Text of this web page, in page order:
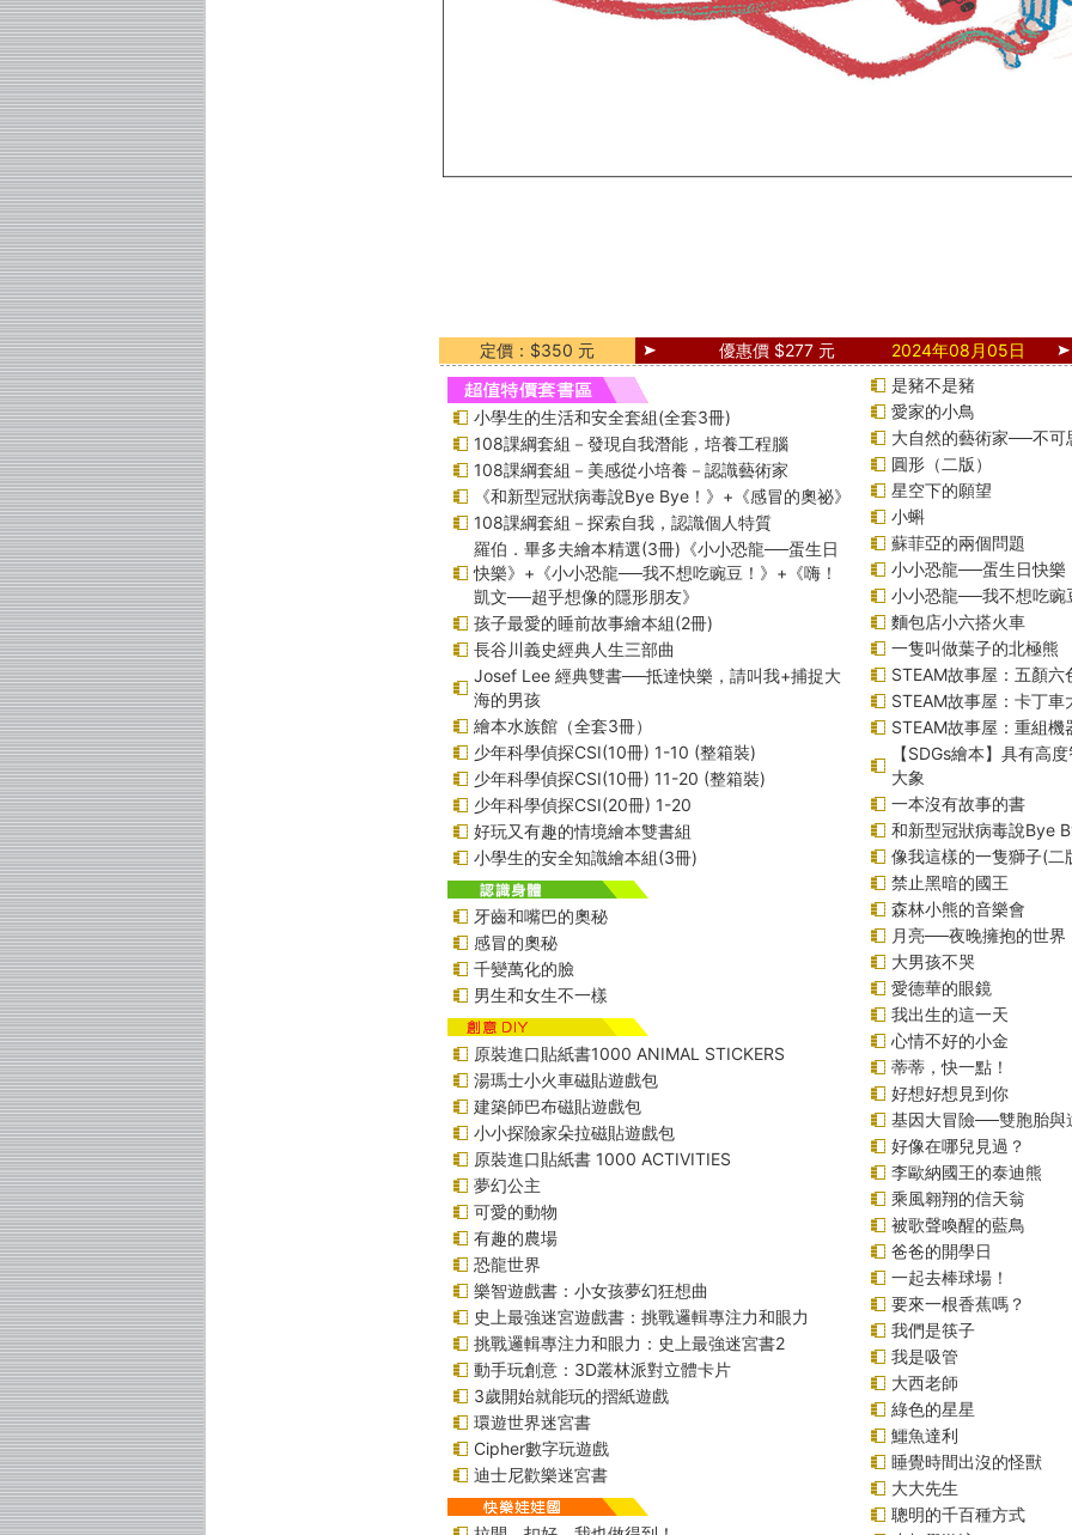
定價：$350 元 優惠價 $277 元 2024年08月05日
小學生的生活和安全套組(全套3冊)
108課綱套組－發現自我潛能，培養工程腦
108課綱套組－美感從小培養－認識藝術家
《和新型冠狀病毒說Bye Bye！》+《感冒的奧祕》
108課綱套組－探索自我，認識個人特質
羅伯．畢多夫繪本精選(3冊)《小小恐龍──蛋生日
快樂》+《小小恐龍──我不想吃豌豆！》+《嗨！
凱文──超乎想像的隱形朋友》
孩子最愛的睡前故事繪本組(2冊)
長谷川義史經典人生三部曲
Josef Lee 經典雙書──抵達快樂，請叫我+捕捉大
海的男孩
繪本水族館（全套3冊）
少年科學偵探CSI(10冊) 1-10 (整箱裝)
少年科學偵探CSI(10冊) 11-20 (整箱裝)
少年科學偵探CSI(20冊) 1-20
好玩又有趣的情境繪本雙書組
小學生的安全知識繪本組(3冊)
牙齒和嘴巴的奧秘
感冒的奧秘
千變萬化的臉
男生和女生不一樣
原裝進口貼紙書1000 ANIMAL STICKERS
湯瑪士小火車磁貼遊戲包
建築師巴布磁貼遊戲包
小小探險家朵拉磁貼遊戲包
原裝進口貼紙書 1000 ACTIVITIES
夢幻公主
可愛的動物
有趣的農場
恐龍世界
樂智遊戲書：小女孩夢幻狂想曲
史上最強迷宮遊戲書：挑戰邏輯專注力和眼力
挑戰邏輯專注力和眼力：史上最強迷宮書2
動手玩創意：3D叢林派對立體卡片
3歲開始就能玩的摺紙遊戲
環遊世界迷宮書
Cipher數字玩遊戲
迪士尼歡樂迷宮書
是豬不是豬
愛家的小鳥
大自然的藝術家──不可
圓形（二版）
星空下的願望
小蝌
蘇菲亞的兩個問題
小小恐龍──蛋生日快樂
小小恐龍──我不想吃豌
麵包店小六搭火車
一隻叫做葉子的北極熊
STEAM故事屋：五顏
STEAM故事屋：卡丁車
STEAM故事屋：重組
【SDGs繪本】具有高
大象
一本沒有故事的書
和新型冠狀病毒說Bye
像我這樣的一隻獅子(二
禁止黑暗的國王
森林小熊的音樂會
月亮──夜晚擁抱的世界
大男孩不哭
愛德華的眼鏡
我出生的這一天
心情不好的小金
蒂蒂，快一點！
好想好想見到你
基因大冒險──雙胞胎與
好像在哪兒見過？
李歐納國王的泰迪熊
乘風翱翔的信天翁
被歌聲喚醒的藍鳥
爸爸的開學日
一起去棒球場！
要來一根香蕉嗎？
我們是筷子
我是吸管
大西老師
綠色的星星
鱷魚達利
睡覺時間出沒的怪獸
大大先生
聰明的千百種方式